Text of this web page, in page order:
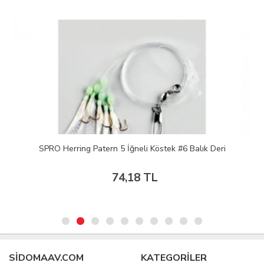
SPRO Herring Patern 5 İğneli Köstek #6 Balık Deri
74,18 TL
SIDOMAAV.COM KATEGORİLER